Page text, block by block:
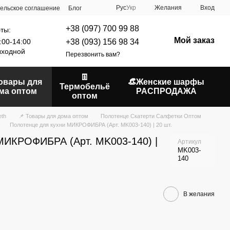
соглашение Блог РусУкр Желания Вход
14:00
+38 (097) 700 99 88
+38 (093) 156 98 34
Перезвонить вам?
Мой заказ
для
оптом
👖
Термобельё
оптом
👒Женские шарфы
РАСПРОДАЖА
📌 Товары для дома оптом
Полотенце Скатерти Салфетки Оптом
Полотенце для кухни МИКРОФИБРА (Арт. MK003-140) | 20 шт.
(Арт. MK003-140) |
Артикул
MK003-
140
В желания